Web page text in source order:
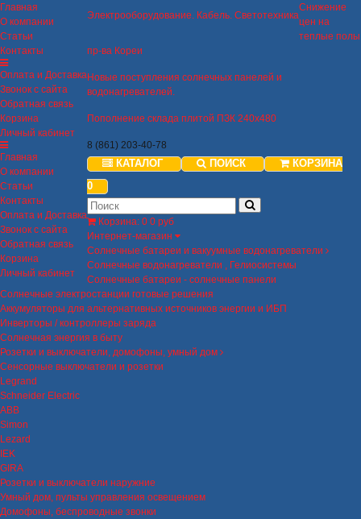
Главная
О компании
Статьи
Контакты
Оплата и Доставка
Звонок с сайта
Обратная связь
Корзина
Личный кабинет
Главная
О компании
Статьи
Контакты
Оплата и Доставка
Звонок с сайта
Обратная связь
Корзина
Личный кабинет
Электрооборудование. Кабель. Светотехника
Снижение
цен на
теплые полы
пр-ва Кореи
Новые поступления солнечных панелей и
водонагревателей.
Пополнение склада плитой ПЗК 240х480
8 (861) 203-40-78
КАТАЛОГ ПОИСК
КОРЗИНА
0
Корзина: 0 0 руб
Интернет-магазин
Солнечные батареи и вакуумные водонагреватели
Солнечные водонагреватели , Гелиосистемы
Солнечные батареи - солнечные панели
Солнечные электростанции готовые решения
Аккумуляторы для альтернативных источников энергии и ИБП
Инверторы / контроллеры заряда
Солнечная энергия в быту
Розетки и выключатели, домофоны, умный дом
Сенсорные выключатели и розетки
Legrand
Schneider Electric
ABB
Simon
Lezard
IEK
GIRA
Розетки и выключатели наружние
Умный дом, пульты управления освещением
Домофоны, беспроводные звонки